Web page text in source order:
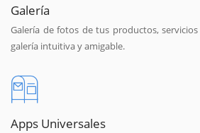
Galería
Galería de fotos de tus productos,
galería intuitiva y amigable.
Apps Universales